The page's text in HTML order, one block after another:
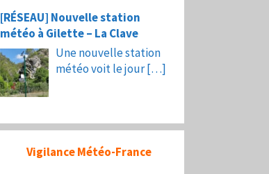
[RÉSEAU] Nouvelle station
météo à Gilette – La Clave
Une nouvelle station
météo voit le jour[…]
Vigilance Météo-France